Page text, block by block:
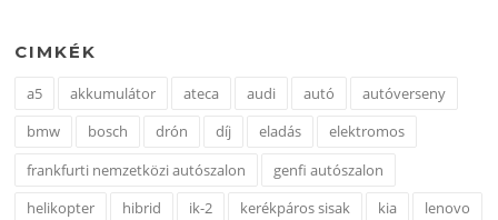
CIMKÉK
a5 akkumulátor ateca audi autó
autóverseny
bmw
bosch drón díj eladás
elektromos
frankfurti nemzetközi autószalon
genfi autószalon
helikopter
hibrid ik-2 kerékpáros sisak kia
lenovo